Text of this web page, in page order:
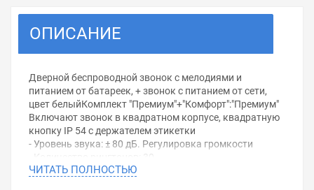
ОПИСАНИЕ
Дверной беспроводной звонок с мелодиями и
питанием от батареек, + звонок с питанием от сети,
цвет белыйКомплект "Премиум"+"Комфорт":"Премиум"
Включают звонок в квадратном корпусе, квадратную
кнопку IP 54 с держателем этикетки
- Уровень звука: ± 80 дБ. Регулировка громкости
- Количество рингтонов: 30
- Рингтоны можно создавать из файлов mp3 с
ЧИТАТЬ ПОЛНОСТЬЮ